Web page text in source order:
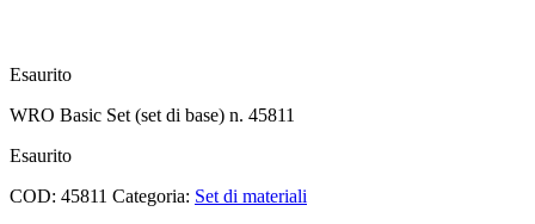
Esaurito
WRO Basic Set (set di base) n. 45811
Esaurito
COD: 45811 Categoria: Set di materiali